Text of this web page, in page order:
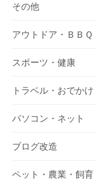
その他
アウトドア・ＢＢＱ
スポーツ・健康
トラベル・おでかけ
パソコン・ネット
ブログ改造
ペット・農業・飼育